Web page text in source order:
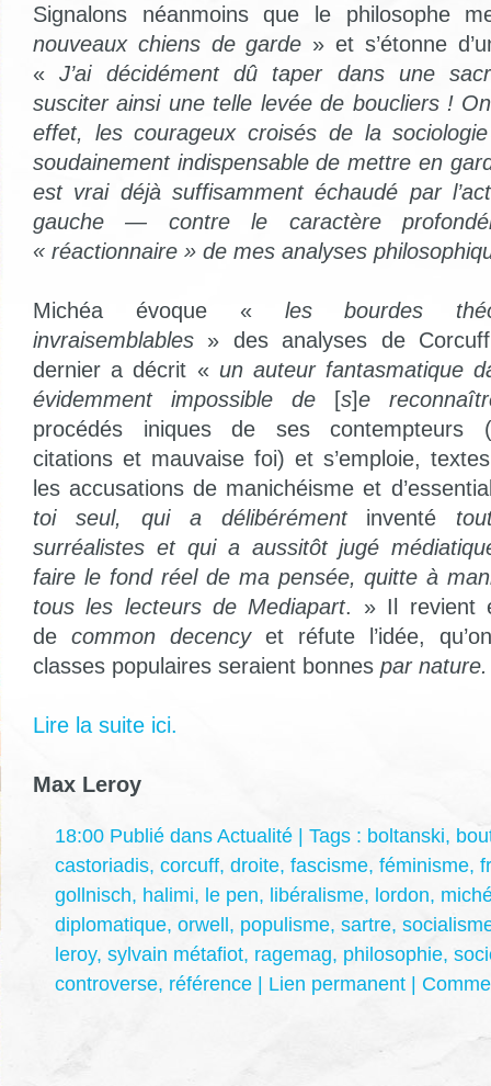
Signalons néanmoins que le philosophe
nouveaux chiens de garde » et s’étonne
« J’ai décidément dû taper dans une
susciter ainsi une telle levée de boucliers !
effet, les courageux croisés de la
soudainement indispensable de mettre en
est vrai déjà suffisamment échaudé par
gauche — contre le caractère
« réactionnaire » de mes analyses
Michéa évoque «les bourdes
invraisemblables » des analyses de
dernier a décrit «un auteur fantasmatique
évidemment impossible de [s]e
procédés iniques de ses contempteurs
citations et mauvaise foi) et s’emploie,
les accusations de manichéisme et
toi seul, qui a délibérément inventé
surréalistes et qui a aussitôt jugé
faire le fond réel de ma pensée, quitte à
tous les lecteurs de Mediapart. » Il revient
de common decency et réfute l’idée,
classes populaires seraient bonnes par nature.
Lire la suite ici.
Max Leroy
18:00 Publié dans Actualité | Tags : boltanski,
castoriadis, corcuff, droite, fascisme, féminisme,
gollnisch, halimi, le pen, libéralisme, lordon,
diplomatique, orwell, populisme, sartre,
leroy, sylvain métafiot, ragemag, philosophie,
controverse, référence | Lien permanent |